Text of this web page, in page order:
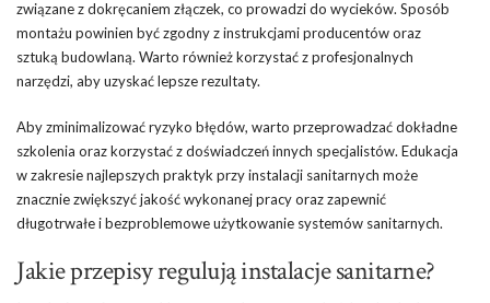
związane z dokręcaniem złączek, co prowadzi do wycieków. Sposób
montażu powinien być zgodny z instrukcjami producentów oraz
sztuką budowlaną. Warto również korzystać z profesjonalnych
narzędzi, aby uzyskać lepsze rezultaty.
Aby zminimalizować ryzyko błędów, warto przeprowadzać dokładne
szkolenia oraz korzystać z doświadczeń innych specjalistów. Edukacja
w zakresie najlepszych praktyk przy instalacji sanitarnych może
znacznie zwiększyć jakość wykonanej pracy oraz zapewnić
długotrwałe i bezproblemowe użytkowanie systemów sanitarnych.
Jakie przepisy regulują instalacje sanitarne?